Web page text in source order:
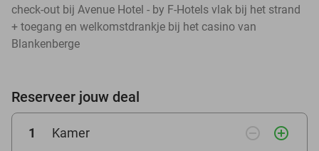
check-out bij Avenue Hotel - by F-Hotels vlak bij het strand
+ toegang en welkomstdrankje bij het casino van
Blankenberge
Reserveer jouw deal
1 Kamer remove_circle_outline add_circle_outline